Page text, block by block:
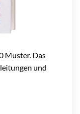
Muster. Das
und